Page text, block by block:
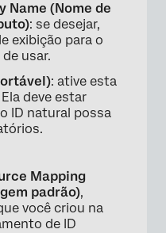
(Nome de
: se desejar,
exibição para o
usar.
: ative esta
deve estar
ID natural possa
Mapping
padrão),
você criou na
de ID